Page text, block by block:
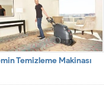
Temizleme Makinası